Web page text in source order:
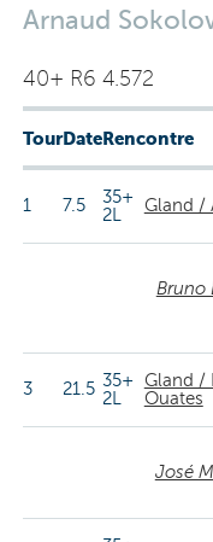
Arnaud
40+ R6 4.572
TourDateRencontre
1 7.5
35+
2L
Gland /
Bruno
3 21.5 35+
2L
Gland /
Ouates
José